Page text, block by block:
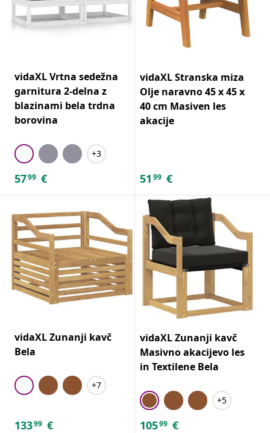
vidaXL Vrtna sedežna
garnitura 2-delna z
blazinami bela trdna
borovina
+3
5799 €
vidaXL Stranska miza
Olje naravno 45 x 45 x
40 cm Masiven les
akacije
51 99 €
vidaXL Zunanji kavč
Bela
+7
13399 €
vidaXL Zunanji kavč
Masivno akacijevo les
in Textilene Bela
+5
10599 €